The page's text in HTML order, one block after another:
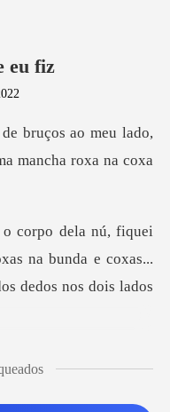
0
eu fiz
uços ao meu lado,
na bunda e coxas...